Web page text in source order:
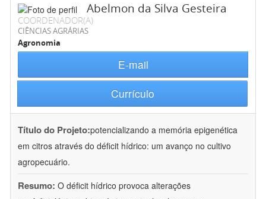
Abelmon da Silva Gesteira
COORDENADOR(A)
CIÊNCIAS AGRÁRIAS
Agronomia
E-mail
Currículo
Título do Projeto:potencializando a memória epigenética
em citros através do déficit hídrico: um avanço no cultivo
agropecuário.
Resumo: O déficit hídrico provoca alterações